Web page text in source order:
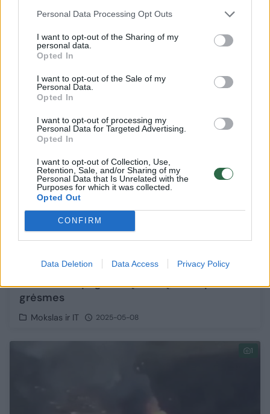
Personal Data Processing Opt Outs
I want to opt-out of the Sharing of my
personal data.
Opted In
I want to opt-out of the Sale of my
Personal Data.
Opted In
I want to opt-out of processing my
Personal Data for Targeted Advertising.
Opted In
I want to opt-out of Collection, Use,
Retention, Sale, and/or Sharing of my
Personal Data that Is Unrelated with the
Purposes for which it was collected.
Opted Out
CONFIRM
Data Deletion Data Access Privacy Policy
kartą sunaikino raketų sistemą „Iskander“
Manoma, kad buvo ruošiamasi smogti Kyjivui
Mokslas ir IT
Mūšio lauke – dviguba sėkmė: ukrainiečiai
sunaikino ir pagrindinį taikinį, ir dar penkias
grėsmes
Mokslas ir IT 2025-05-08
1